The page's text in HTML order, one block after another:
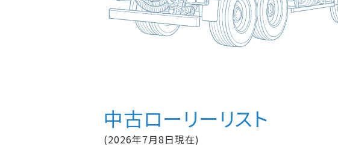
中古ローリーリスト
(2026年7月8日現在)